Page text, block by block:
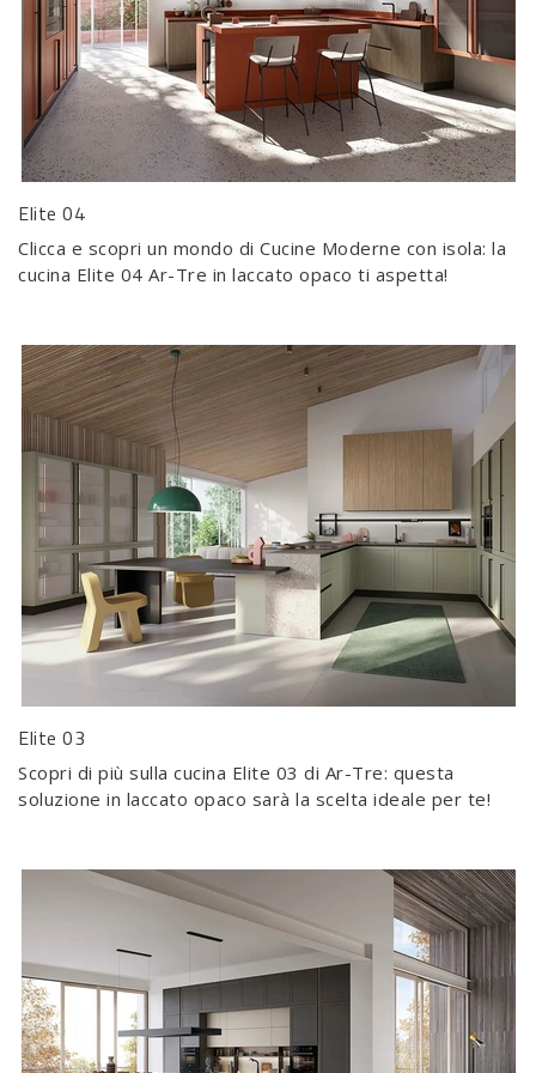
Elite 04
Clicca e scopri un mondo di Cucine Moderne con isola: la
cucina Elite 04 Ar-Tre in laccato opaco ti aspetta!
Elite 03
Scopri di più sulla cucina Elite 03 di Ar-Tre: questa
soluzione in laccato opaco sarà la scelta ideale per te!